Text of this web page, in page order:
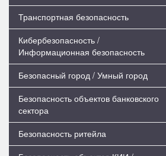
Транспортная безопасность
Кибербезопасность /
Информационная безопасность
Безопасный город / Умный город
Безопасность объектов банковского
сектора
Безопасность ритейла